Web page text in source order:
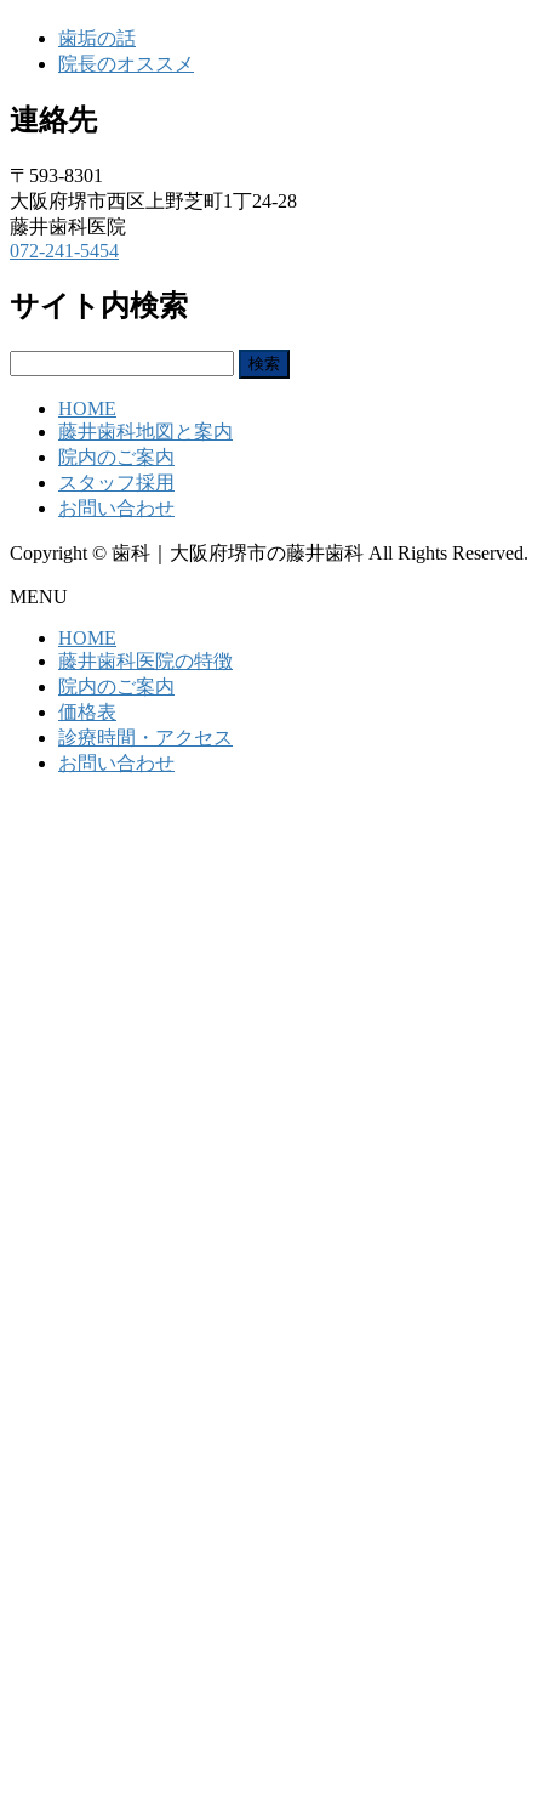
歯垢の話
院長のオススメ
連絡先
〒593-8301
大阪府堺市西区上野芝町1丁24-28
藤井歯科医院
072-241-5454
サイト内検索
HOME
藤井歯科地図と案内
院内のご案内
スタッフ採用
お問い合わせ
Copyright © 歯科｜大阪府堺市の藤井歯科 All Rights Reserved.
MENU
HOME
藤井歯科医院の特徴
院内のご案内
価格表
診療時間・アクセス
お問い合わせ